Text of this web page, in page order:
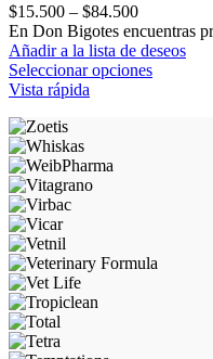
pueden
elegir
en
la
$15.500 – $84.500Price
range:
$15.500
through
En Don Bigotes encuentras
Añadir a la lista de deseos
Seleccionar opcionesEste
en
Vista rápida